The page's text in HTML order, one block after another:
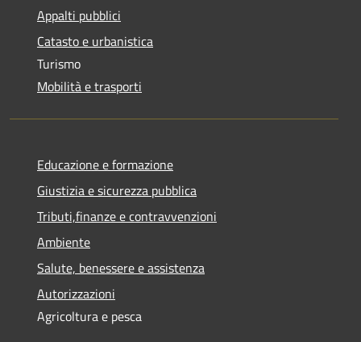
Appalti pubblici
Catasto e urbanistica
Turismo
Mobilità e trasporti
Educazione e formazione
Giustizia e sicurezza pubblica
Tributi,finanze e contravvenzioni
Ambiente
Salute, benessere e assistenza
Autorizzazioni
Agricoltura e pesca